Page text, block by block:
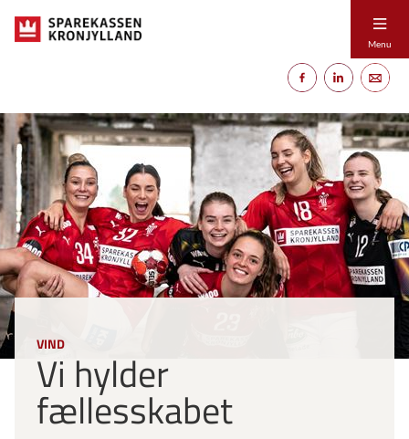
Menu
VIND
Vi hylder
fællesskabet